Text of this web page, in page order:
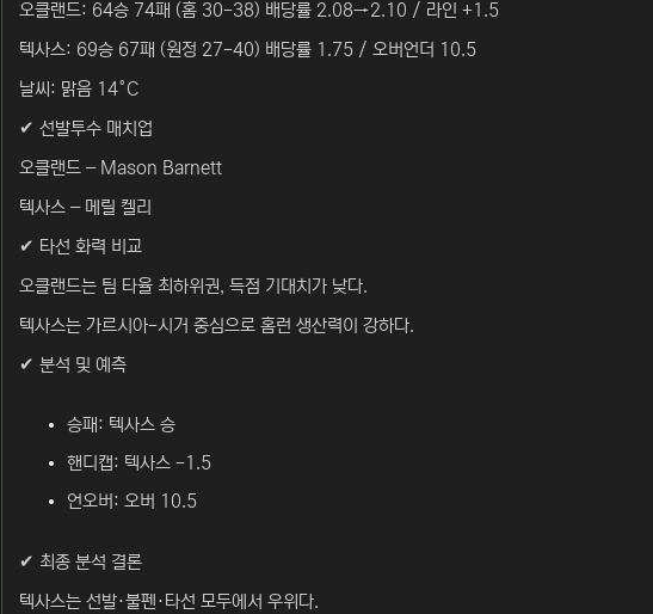
오클랜드: 64승 74패 (홈 30-38) 배당률 2.08→2.10 / 라인 +1.5
텍사스: 69승 67패 (원정 27-40) 배당률 1.75 / 오버언더 10.5
날씨: 맑음 14°C
✔ 선발투수 매치업
오클랜드 – Mason Barnett
텍사스 – 메릴 켈리
✔ 타선 화력 비교
오클랜드는 팀 타율 최하위권, 득점 기대치가 낮다.
텍사스는 가르시아-시거 중심으로 홈런 생산력이 강하다.
✔ 분석 및 예측
승패: 텍사스 승
핸디캡: 텍사스 -1.5
언오버: 오버 10.5
✔ 최종 분석 결론
텍사스는 선발·불펜·타선 모두에서 우위다.